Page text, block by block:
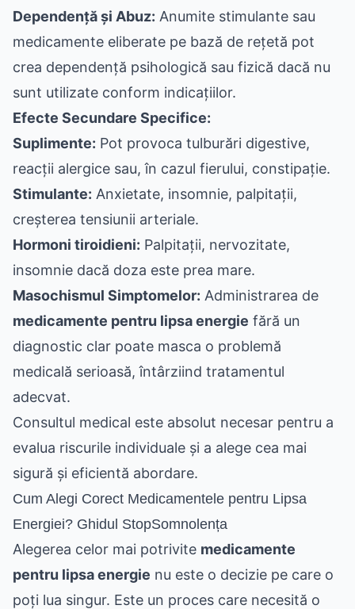
Dependență și Abuz: Anumite stimulante sau
medicamente eliberate pe bază de rețetă pot
crea dependență psihologică sau fizică dacă nu
sunt utilizate conform indicațiilor.
Efecte Secundare Specifice:
Suplimente: Pot provoca tulburări digestive,
reacții alergice sau, în cazul fierului, constipație.
Stimulante: Anxietate, insomnie, palpitații,
creșterea tensiunii arteriale.
Hormoni tiroidieni: Palpitații, nervozitate,
insomnie dacă doza este prea mare.
Masochismul Simptomelor: Administrarea de
medicamente pentru lipsa energie fără un
diagnostic clar poate masca o problemă
medicală serioasă, întârziind tratamentul
adecvat.
Consultul medical este absolut necesar pentru a
evalua riscurile individuale și a alege cea mai
sigură și eficientă abordare.
Cum Alegi Corect Medicamentele pentru Lipsa
Energiei? Ghidul StopSomnolența
Alegerea celor mai potrivite medicamente
pentru lipsa energie nu este o decizie pe care o
poți lua singur. Este un proces care necesită o